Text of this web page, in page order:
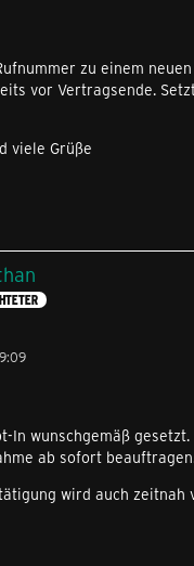
zu einem
vor Vertragsende.
viele Grüße
In wunschgemäß
ab sofort
wird auch zeitnah